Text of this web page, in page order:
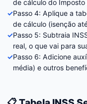
de cálculo do Imposto
✓Passo 4: Aplique a
de cálculo (isenção
✓Passo 5: Subtraia
real, o que vai para
✓Passo 6: Adicione
média) e outros